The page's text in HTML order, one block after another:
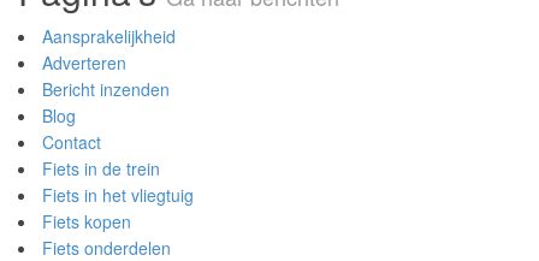
Aansprakelijkheid
Adverteren
Bericht inzenden
Blog
Contact
Fiets in de trein
Fiets in het vliegtuig
Fiets kopen
Fiets onderdelen